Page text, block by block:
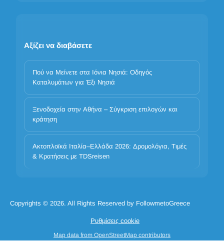
Αξίζει να διαβάσετε
Πού να Μείνετε στα Ιόνια Νησιά: Οδηγός
Καταλυμάτων για Έξι Νησιά
Ξενοδοχεία στην Αθήνα – Σύγκριση επιλογών και
κράτηση
Ακτοπλοϊκά Ιταλία–Ελλάδα 2026: Δρομολόγια, Τιμές
& Κρατήσεις με TDSreisen
Copyrights © 2026. All Rights Reserved by FollowmetoGreece
Ρυθμίσεις cookie
Map data from OpenStreetMap contributors
Η προστασία των προσωπικών σας δεδομένων είναι
σημαντική
Χρησιμοποιούμε cookies για να βελτιώσουμε την εμπειρία σας.
Επιλέξτε ποιες κατηγορίες επιτρέπετε. Τα βασικά cookies είναι
Απόρριψη όλων Αποδοχή όλων
Αποδοχή όλων των cookies